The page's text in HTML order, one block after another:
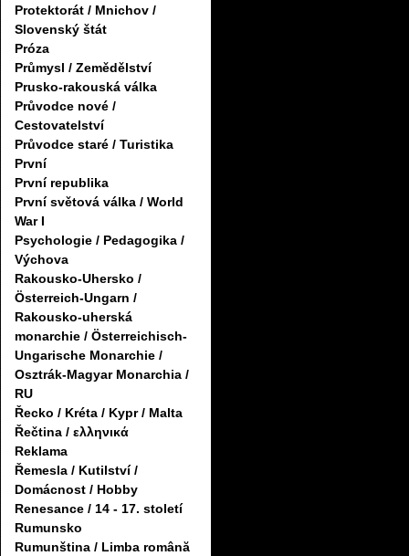
Protektorát / Mnichov /
Slovenský štát
Próza
Průmysl / Zemědělství
Prusko-rakouská válka
Průvodce nové /
Cestovatelství
Průvodce staré / Turistika
První
První republika
První světová válka / World
War I
Psychologie / Pedagogika /
Výchova
Rakousko-Uhersko /
Österreich-Ungarn /
Rakousko-uherská
monarchie / Österreichisch-
Ungarische Monarchie /
Osztrák-Magyar Monarchia /
RU
Řecko / Kréta / Kypr / Malta
Řečtina / ελληνικά
Reklama
Řemesla / Kutilství /
Domácnost / Hobby
Renesance / 14 - 17. století
Rumunsko
Rumunština / Limba română